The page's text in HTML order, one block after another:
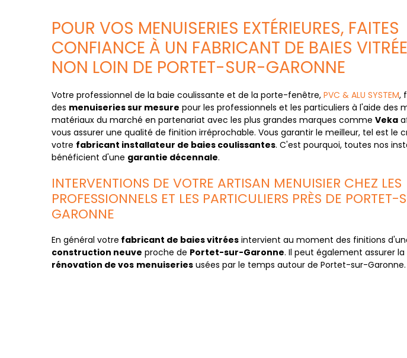
POUR VOS MENUISERIES EXTÉRIEURES, FAITES
CONFIANCE À UN FABRICANT DE BAIES
NON LOIN DE PORTET-SUR-GARONNE
Votre professionnel de la baie coulissante et de la porte-fenêtre, PVC & ALU SYSTEM,
des menuiseries sur mesure pour les professionnels et les particuliers à l'aide des
matériaux du marché en partenariat avec les plus grandes marques comme Veka
vous assurer une qualité de finition irréprochable. Vous garantir le meilleur, tel est le
votre fabricant installateur de baies coulissantes. C'est pourquoi, toutes nos
bénéficient d'une garantie décennale.
INTERVENTIONS DE VOTRE ARTISAN MENUISIER CHEZ LES
PROFESSIONNELS ET LES PARTICULIERS PRÈS DE PORTET-
GARONNE
En général votre fabricant de baies vitrées intervient au moment des finitions
construction neuve proche de Portet-sur-Garonne. Il peut également assurer la
rénovation de vos menuiseries usées par le temps autour de Portet-sur-Garonne.